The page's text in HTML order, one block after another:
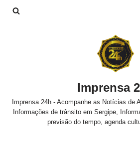
Imprensa
Imprensa 24h - Acompanhe as Notícias de
Informações de trânsito em Sergipe,
previsão do tempo, agenda